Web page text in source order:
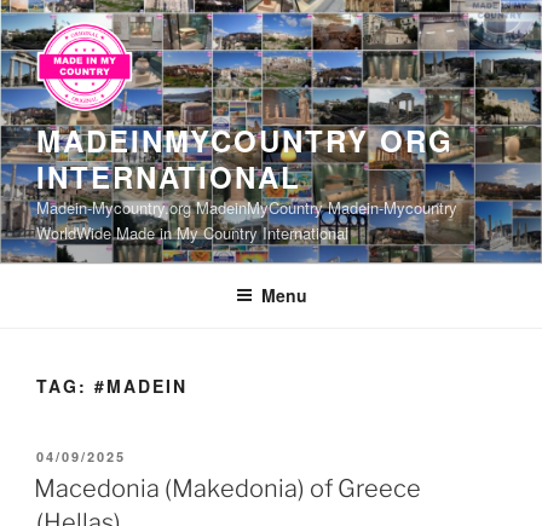
Skip
to
content
MADEINMYCOUNTRY ORG
INTERNATIONAL
Madein-Mycountry.org MadeinMyCountry Madein-Mycountry
WorldWide Made in My Country International
Menu
TAG: #MADEIN
POSTED
ON
04/09/2025
Macedonia (Makedonia) of Greece